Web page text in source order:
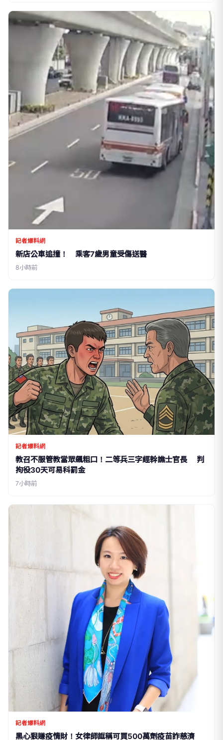
記者爆料網
新店公車追撞！ 乘客7歲男童受傷送醫
8小時前
記者爆料網
教召不服管教當眾飆粗口！二等兵三字經幹譙士官長 判
拘役30天可易科罰金
7小時前
記者爆料網
黑心狠賺疫情財！女律師誆稱可買500萬劑疫苗詐慈濟